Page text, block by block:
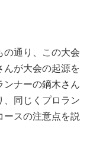
の通り、この大会
んが大会の起源を
ンナーの鏑木さん
、同じくプロラン
スの注意点を説